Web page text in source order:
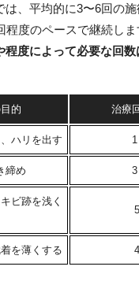
は、平均的に3〜6回の
程度のペースで継続しま
程度によって必要な回
的 治療
ハリを出す
締め
ビ跡を浅く
を薄くする